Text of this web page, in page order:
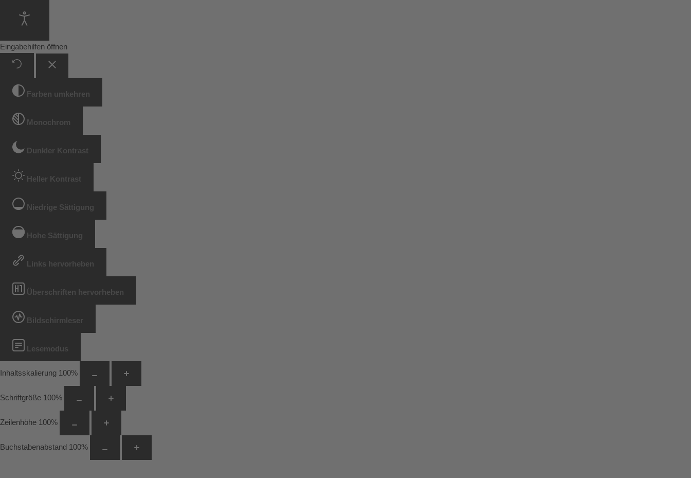
Eingabehilfen öffnen
Farben umkehren
Monochrom
Dunkler Kontrast
Heller Kontrast
Niedrige Sättigung
Hohe Sättigung
Links hervorheben
Überschriften hervorheben
Bildschirmleser
Lesemodus
Inhaltsskalierung 100%
Schriftgröße 100%
Zeilenhöhe 100%
Buchstabenabstand 100%